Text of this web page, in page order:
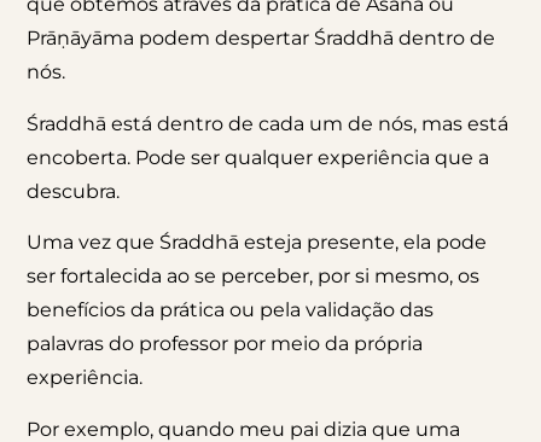
que obtemos através da prática de Āsana ou
Prāṇāyāma podem despertar Śraddhā dentro de
nós.
Śraddhā está dentro de cada um de nós, mas está
encoberta. Pode ser qualquer experiência que a
descubra.
Uma vez que Śraddhā esteja presente, ela pode
ser fortalecida ao se perceber, por si mesmo, os
benefícios da prática ou pela validação das
palavras do professor por meio da própria
experiência.
Por exemplo, quando meu pai dizia que uma